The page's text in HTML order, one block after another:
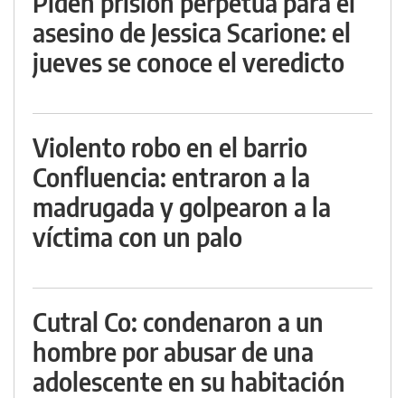
asesino de Jessica Scarione: el
jueves se conoce el veredicto
Violento robo en el barrio
Confluencia: entraron a la
madrugada y golpearon a la
víctima con un palo
Cutral Co: condenaron a un
hombre por abusar de una
adolescente en su habitación